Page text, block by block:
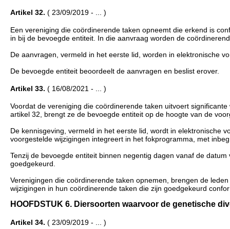
Artikel 32. ( 23/09/2019 - ... )
Een vereniging die coördinerende taken opneemt die erkend is
in bij de bevoegde entiteit. In die aanvraag worden de
De aanvragen, vermeld in het eerste lid, worden in elektronische
De bevoegde entiteit beoordeelt de aanvragen en beslist erover.
Artikel 33. ( 16/08/2021 - ... )
Voordat de vereniging die coördinerende taken uitvoert
artikel 32, brengt ze de bevoegde entiteit op de hoogte van de
De kennisgeving, vermeld in het eerste lid, wordt in elektronische
voorgestelde wijzigingen integreert in het fokprogramma, met
Tenzij de bevoegde entiteit binnen negentig dagen vanaf de
goedgekeurd.
Verenigingen die coördinerende taken opnemen, brengen de
wijzigingen in hun coördinerende taken die zijn goedgekeurd
HOOFDSTUK 6. Diersoorten waarvoor de genetische
Artikel 34. ( 23/09/2019 - ... )